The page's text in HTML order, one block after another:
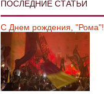
ПОСЛЕДНИЕ СТАТЬИ
С Днем рождения, "Рома"!